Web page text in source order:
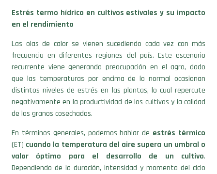
Estrés termo hídrico en cultivos estivales y su impacto
en el rendimiento
Las olas de calor se vienen sucediendo cada vez con más
frecuencia en diferentes regiones del país. Este escenario
recurrente viene generando preocupación en el agro, dado
que las temperaturas por encima de lo normal ocasionan
distintos niveles de estrés en las plantas, lo cual repercute
negativamente en la productividad de los cultivos y la calidad
de los granos cosechados.
En términos generales, podemos hablar de estrés térmico
(ET) cuando la temperatura del aire supera un umbral o
valor óptimo para el desarrollo de un cultivo.
Dependiendo de la duración, intensidad y momento del ciclo